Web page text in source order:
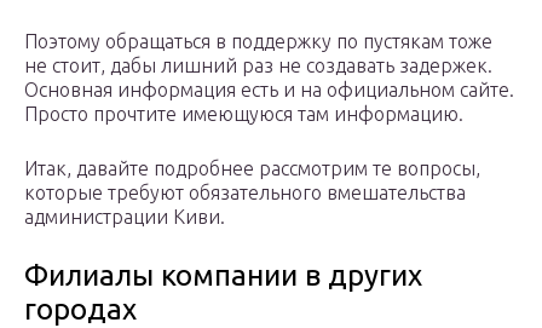
Поэтому обращаться в поддержку по пустякам тоже
не стоит, дабы лишний раз не создавать задержек.
Основная информация есть и на официальном сайте.
Просто прочтите имеющуюся там информацию.
Итак, давайте подробнее рассмотрим те вопросы,
которые требуют обязательного вмешательства
администрации Киви.
Филиалы компании в других
городах